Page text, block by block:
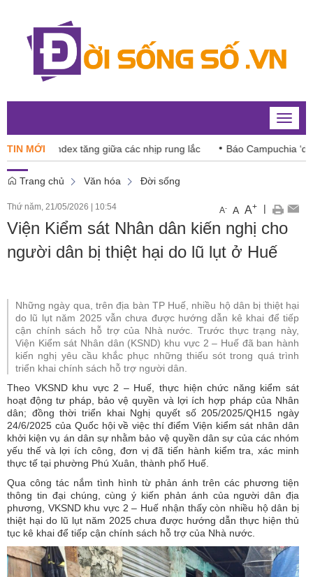
Toggle
TIN MỚI
VN-Index tăng giữa các nhịp rung lắc Báo Campuchia ‘dè
Trang chủ Văn hóa Đời sống
Thứ năm, 21/05/2026 10:54 A- A A+ |
Viện Kiểm sát Nhân dân kiến nghị cho
người dân bị thiệt hại do lũ lụt ở Huế
Những ngày qua, trên địa bàn TP Huế, nhiều hộ dân bị thiệt hại
do lũ lụt năm 2025 vẫn chưa được hướng dẫn kê khai để tiếp
cận chính sách hỗ trợ của Nhà nước. Trước thực trạng này,
Viện Kiểm sát Nhân dân (KSND) khu vực 2 – Huế đã ban hành
kiến nghị yêu cầu khắc phục những thiếu sót trong quá trình
triển khai chính sách hỗ trợ người dân.
Theo VKSND khu vực 2 – Huế, thực hiện chức năng kiểm sát
hoạt động tư pháp, bảo vệ quyền và lợi ích hợp pháp của Nhân
dân; đồng thời triển khai Nghị quyết số 205/2025/QH15 ngày
24/6/2025 của Quốc hội về việc thí điểm Viện kiểm sát nhân dân
khởi kiện vụ án dân sự nhằm bảo vệ quyền dân sự của các nhóm
yếu thế và lợi ích công, đơn vị đã tiến hành kiểm tra, xác minh
thực tế tại phường Phú Xuân, thành phố Huế.
Qua công tác nắm tình hình từ phản ánh trên các phương tiện
thông tin đại chúng, cùng ý kiến phản ánh của người dân địa
phương, VKSND khu vực 2 – Huế nhận thấy còn nhiều hộ dân bị
thiệt hại do lũ lụt năm 2025 chưa được hướng dẫn thực hiện thủ
tục kê khai để tiếp cận chính sách hỗ trợ của Nhà nước.